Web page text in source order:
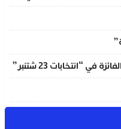
“انتخابات 23 شتنبر”